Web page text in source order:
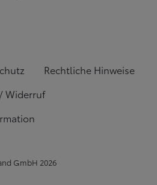
Rechtliche Hinweise
Widerruf
GmbH 2026